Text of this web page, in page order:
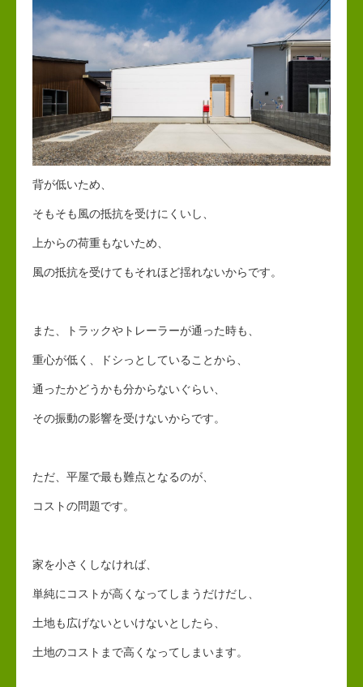
背が低いため、
そもそも風の抵抗を受けにくいし、
上からの荷重もないため、
風の抵抗を受けてもそれほど揺れないからです。
また、トラックやトレーラーが通った時も、
重心が低く、ドシっとしていることから、
通ったかどうかも分からないぐらい、
その振動の影響を受けないからです。
ただ、平屋で最も難点となるのが、
コストの問題です。
家を小さくしなければ、
単純にコストが高くなってしまうだけだし、
土地も広げないといけないとしたら、
土地のコストまで高くなってしまいます。